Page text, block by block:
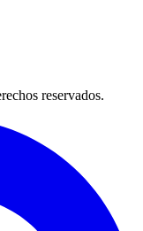
reservados.